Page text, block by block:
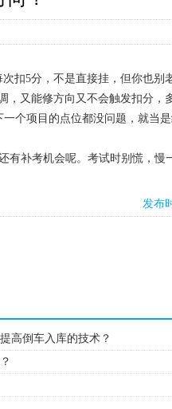
扣5分，不是直接挂，但你也别
又能修方向又不会触发扣分，
个项目的点位都没问题，就当
有补考机会呢。考试时别慌，慢
发布
高倒车入库的技术？